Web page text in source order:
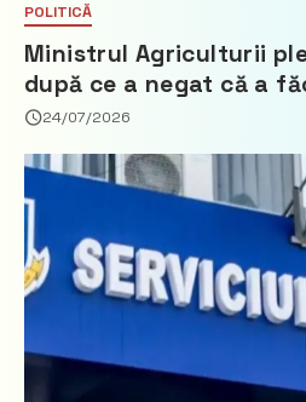
POLITICĂ
Ministrul Agriculturii
după ce a negat că a
Partidul Democrat
24/07/2026